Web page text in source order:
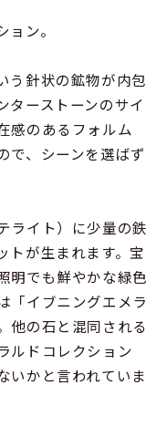
～
～
ン。
う針状の鉱物が内包
ターストーンのサイ
感のあるフォルム
で、シーンを選ばず
ライト）に少量の鉄
トが生まれます。宝
明でも鮮やかな緑色
「イブニングエメラ
他の石と混同される
ルドコレクション
いかと言われていま